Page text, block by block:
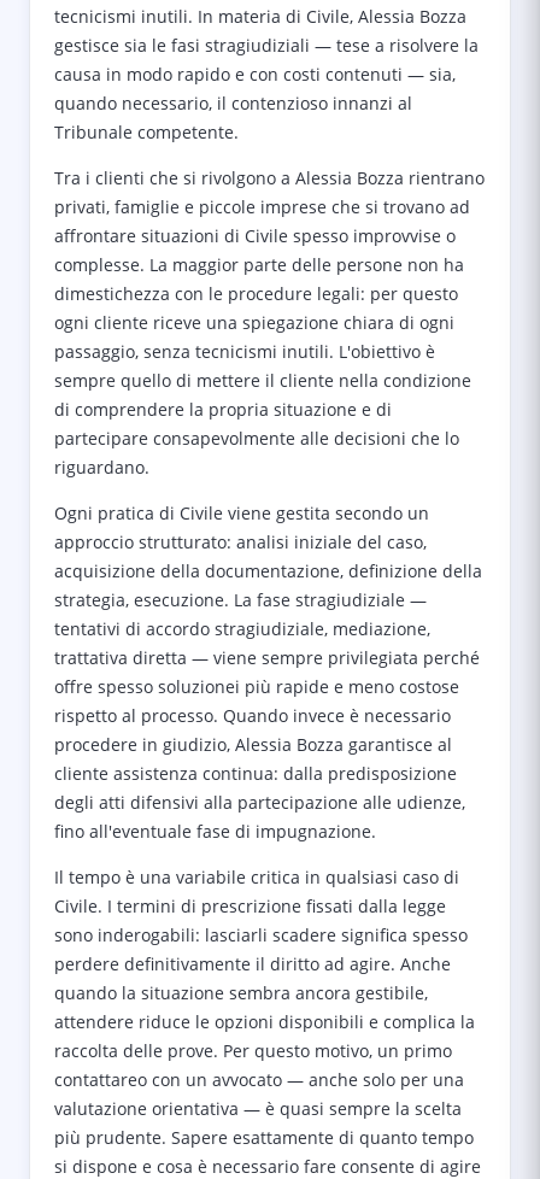
tecnicismi inutili. In materia di Civile, Alessia Bozza
gestisce sia le fasi stragiudiziali — tese a risolvere la
causa in modo rapido e con costi contenuti — sia,
quando necessario, il contenzioso innanzi al
Tribunale competente.
Tra i clienti che si rivolgono a Alessia Bozza rientrano
privati, famiglie e piccole imprese che si trovano ad
affrontare situazioni di Civile spesso improvvise o
complesse. La maggior parte delle persone non ha
dimestichezza con le procedure legali: per questo
ogni cliente riceve una spiegazione chiara di ogni
passaggio, senza tecnicismi inutili. L'obiettivo è
sempre quello di mettere il cliente nella condizione
di comprendere la propria situazione e di
partecipare consapevolmente alle decisioni che lo
riguardano.
Ogni pratica di Civile viene gestita secondo un
approccio strutturato: analisi iniziale del caso,
acquisizione della documentazione, definizione della
strategia, esecuzione. La fase stragiudiziale —
tentativi di accordo stragiudiziale, mediazione,
trattativa diretta — viene sempre privilegiata perché
offre spesso soluzionei più rapide e meno costose
rispetto al processo. Quando invece è necessario
procedere in giudizio, Alessia Bozza garantisce al
cliente assistenza continua: dalla predisposizione
degli atti difensivi alla partecipazione alle udienze,
fino all'eventuale fase di impugnazione.
Il tempo è una variabile critica in qualsiasi caso di
Civile. I termini di prescrizione fissati dalla legge
sono inderogabili: lasciarli scadere significa spesso
perdere definitivamente il diritto ad agire. Anche
quando la situazione sembra ancora gestibile,
attendere riduce le opzioni disponibili e complica la
raccolta delle prove. Per questo motivo, un primo
contattareo con un avvocato — anche solo per una
valutazione orientativa — è quasi sempre la scelta
più prudente. Sapere esattamente di quanto tempo
si dispone e cosa è necessario fare consente di agire